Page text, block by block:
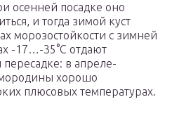
осенней посадке оно
и тогда зимой куст
морозостойкости с зимней
-17…-35°С отдают
в апреле-
хорошо
плюсовых температурах.